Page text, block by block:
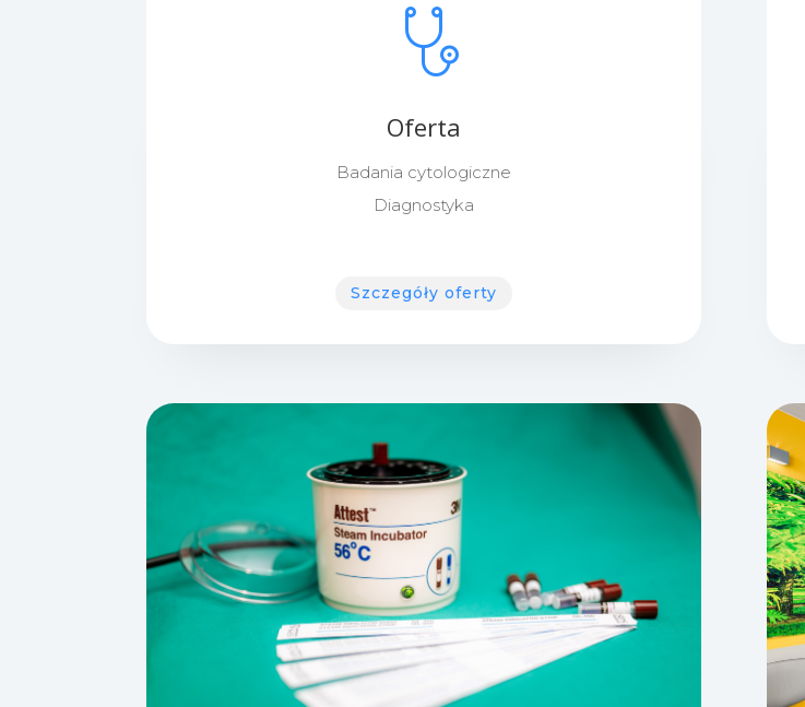
Oferta
Badania cytologiczne
Diagnostyka
Szczegóły oferty